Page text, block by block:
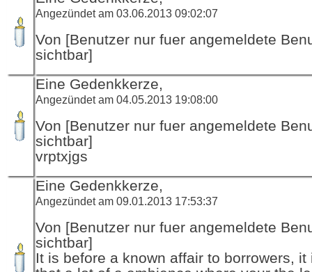
Angezündet am 03.06.2013 09:02:07
Von [Benutzer nur fuer angemeldete
sichtbar]
Eine Gedenkkerze,
Angezündet am 04.05.2013 19:08:00
Von [Benutzer nur fuer angemeldete
sichtbar]
vrptxjgs
Eine Gedenkkerze,
Angezündet am 09.01.2013 17:53:37
Von [Benutzer nur fuer angemeldete
sichtbar]
It is before a known affair to borrowers, it